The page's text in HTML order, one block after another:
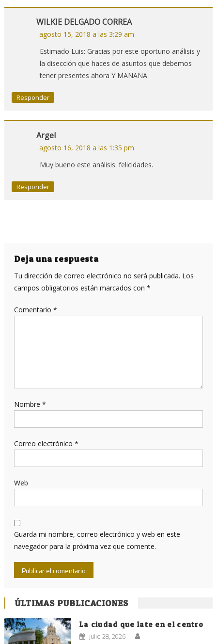
WILKIE DELGADO CORREA
agosto 15, 2018 a las 3:29 am
Estimado Luis: Gracias por este oportuno análisis y
la disección que haces de asuntos que debemos
tener presentes ahora Y MAÑANA
Responder
Argel
agosto 16, 2018 a las 1:35 pm
Muy bueno este análisis. felicidades.
Responder
Deja una respuesta
Tu dirección de correo electrónico no será publicada. Los
campos obligatorios están marcados con *
Comentario *
Nombre *
Correo electrónico *
Web
Guarda mi nombre, correo electrónico y web en este
navegador para la próxima vez que comente.
ÚLTIMAS PUBLICACIONES
La ciudad que late en el centro
julio 28, 2026